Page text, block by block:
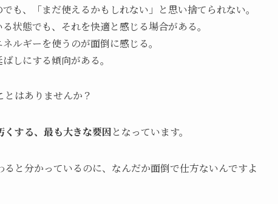
も、「まだ使えるかもしれない」と思い捨てられない。
状態でも、それを快適と感じる場合がある。
ルギーを使うのが面倒に感じる。
しにする傾向がある。
はありませんか？
する、最も大きな要因となっています。
と分かっているのに、なんだか面倒で仕方ないんですよ